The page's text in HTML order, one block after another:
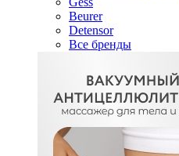
Beurer
Detensor
Все бренды